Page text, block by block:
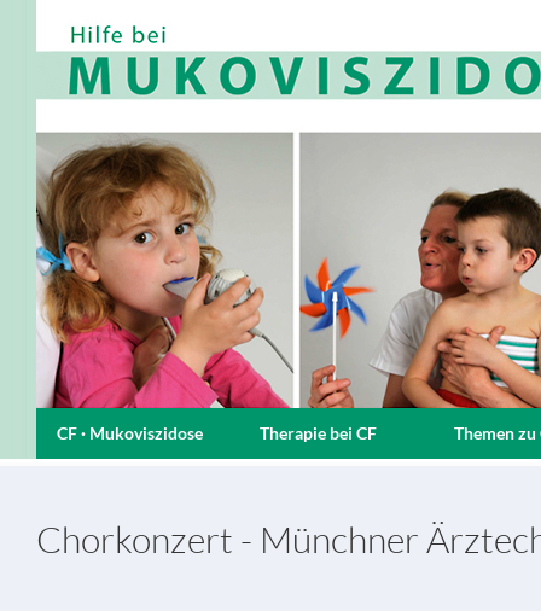
CF · Mukoviszidose Therapie bei CF Themen zu
Chorkonzert - Münchner